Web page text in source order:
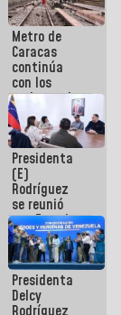
Metro de
Caracas
continúa
con los
trabajos de
mantenimiento
e inspección
en la Línea 2
Presidenta
(E)
Rodríguez
se reunió
con Estado
Mayor
Eléctrico
para
abordar
planes de
Presidenta
Delcy